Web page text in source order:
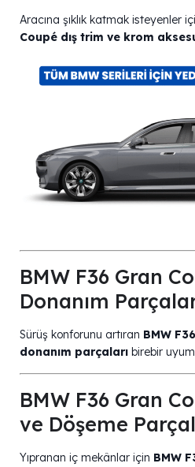
Aracına şıklık katmak isteyenler
Coupé dış trim ve krom
BMW F36 Gran
Donanım
Sürüş konforunu artıran BMW
donanım parçaları birebir
BMW F36 Gran
ve Döşeme
Yıpranan iç mekânlar için BMW